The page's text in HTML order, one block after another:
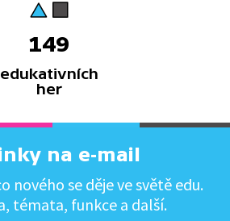
149
edukativních
her
na e-mail
nového se děje ve světě edu.
témata, funkce a další.